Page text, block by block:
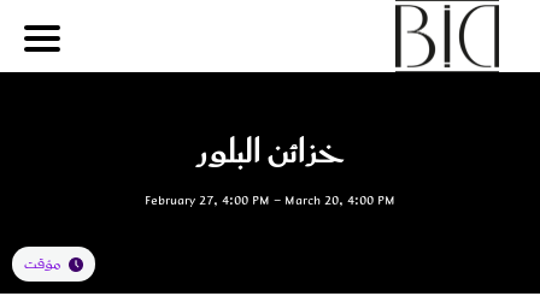
خزائن البلور
February 27, 4:00 PM - March 20, 4:00 PM
مؤقت